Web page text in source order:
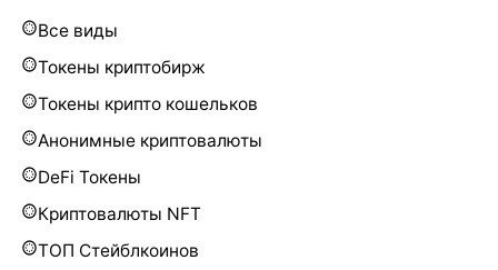
Все виды
Токены криптобирж
Токены крипто кошельков
Анонимные криптовалюты
DeFi Токены
Криптовалюты NFT
ТОП Стейблкоинов